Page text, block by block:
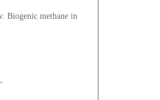
Biogenic methane in